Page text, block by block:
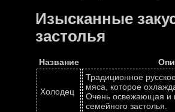
Изысканные
застолья
Название
Холодец
Традиционное
мяса, которое
Очень освежающая и
семейного застолья.